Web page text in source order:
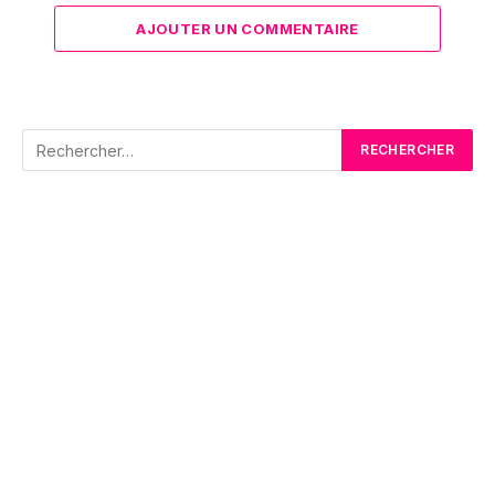
AJOUTER UN COMMENTAIRE